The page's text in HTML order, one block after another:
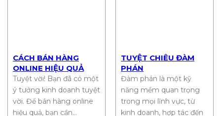
CÁCH BÁN HÀNG
ONLINE HIỆU QUẢ
Tuyệt vời! Bạn đã có một
ý tưởng kinh doanh tuyệt
vời. Để bán hàng online
hiệu quả, bạn cần…
TUYỆT CHIÊU ĐÀM
PHÁN
Đàm phán là một kỹ
năng mềm quan trọng
trong mọi lĩnh vực, từ
kinh doanh, hợp tác đến